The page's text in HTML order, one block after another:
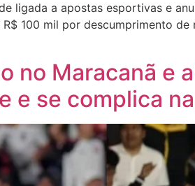
ligada a apostas esportivas e
100 mil por descumprimento
no Maracanã e
e se complica